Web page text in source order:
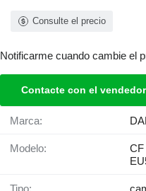
Consulte el precio
Notificarme cuando cambie el
Contacte con el vendedor
Marca:
Modelo:
CF